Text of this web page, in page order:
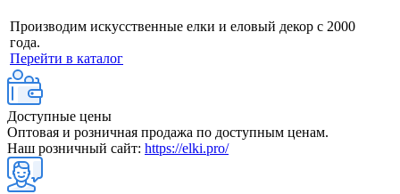
Производим искусственные елки и еловый декор с 2000
года.
Перейти в каталог
Доступные цены
Оптовая и розничная продажа по доступным ценам.
Наш розничный сайт: https://elki.pro/